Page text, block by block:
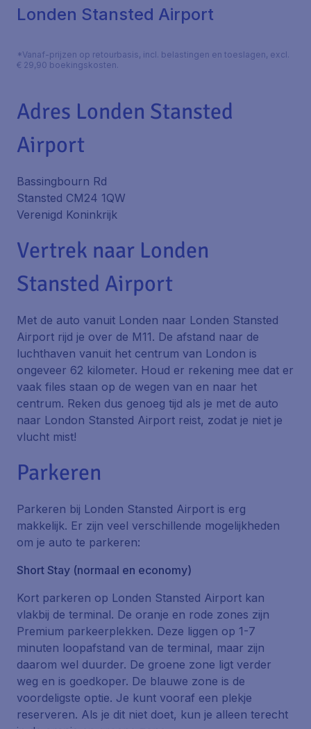
Londen Stansted Airport
*Vanaf-prijzen op retourbasis, incl. belastingen en toeslagen, excl.
€ 29,90 boekingskosten.
Adres Londen Stansted
Airport
Bassingbourn Rd
Stansted CM24 1QW
Verenigd Koninkrijk
Vertrek naar Londen
Stansted Airport
Met de auto vanuit Londen naar Londen Stansted
Airport rijd je over de M11. De afstand naar de
luchthaven vanuit het centrum van London is
ongeveer 62 kilometer. Houd er rekening mee dat er
vaak files staan op de wegen van en naar het
centrum. Reken dus genoeg tijd als je met de auto
naar London Stansted Airport reist, zodat je niet je
vlucht mist!
Parkeren
Parkeren bij Londen Stansted Airport is erg
makkelijk. Er zijn veel verschillende mogelijkheden
om je auto te parkeren:
Short Stay (normaal en economy)
Kort parkeren op Londen Stansted Airport kan
vlakbij de terminal. De oranje en rode zones zijn
Premium parkeerplekken. Deze liggen op 1-7
minuten loopafstand van de terminal, maar zijn
daarom wel duurder. De groene zone ligt verder
weg en is goedkoper. De blauwe zone is de
voordeligste optie. Je kunt vooraf een plekje
reserveren. Als je dit niet doet, kun je alleen terecht